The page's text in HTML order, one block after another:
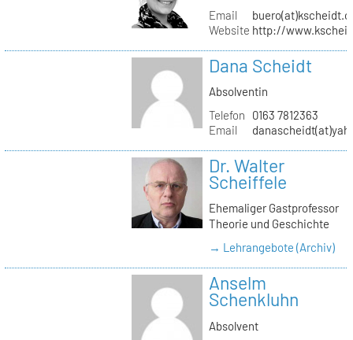
Email
Website http://
Dana Scheidt
Absolventin
Telefon
0163 7812363
Email
Dr. Walter
Scheiffele
Ehemaliger Gastprofessor
Theorie und Geschichte
→ Lehrangebote (Archiv)
Anselm
Schenkluhn
Absolvent